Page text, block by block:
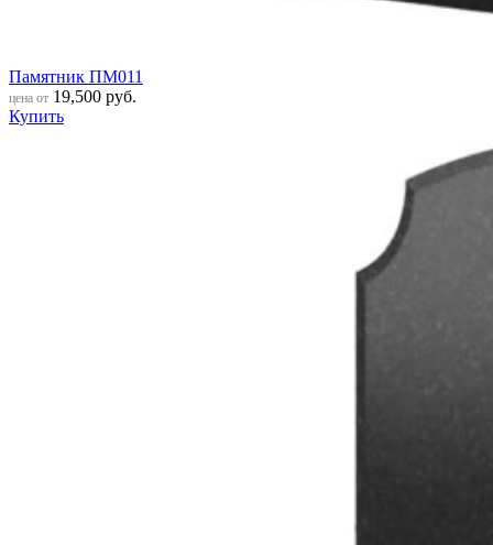
Памятник ПМ011
цена от 19,500 руб.
Купить